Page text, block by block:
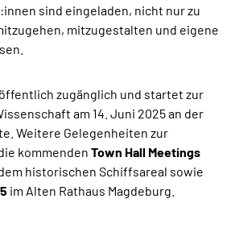
sind eingeladen, nicht nur zu
mitzugestalten und eigene
zugänglich und startet zur
am 14. Juni 2025 an der
Weitere Gelegenheiten zur
kommendenTown Hall Meetings
historischen Schiffsareal sowie
im Alten Rathaus Magdeburg.